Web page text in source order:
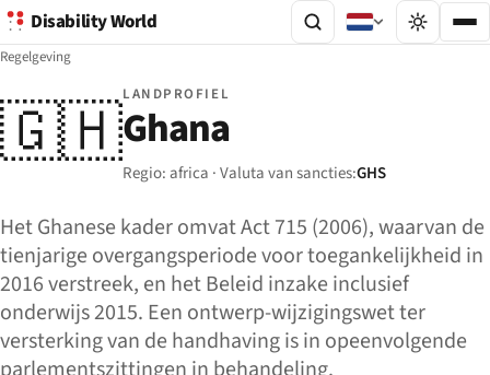
Disability World
Regelgeving
🇬🇭LANDPROFIEL
Ghana
Regio: africa · Valuta van sancties:GHS
Het Ghanese kader omvat Act 715 (2006), waarvan de
tienjarige overgangsperiode voor toegankelijkheid in
2016 verstreek, en het Beleid inzake inclusief
onderwijs 2015. Een ontwerp-wijzigingswet ter
versterking van de handhaving is in opeenvolgende